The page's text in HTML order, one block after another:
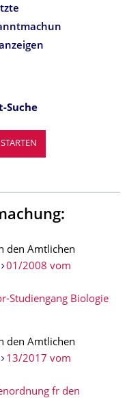
Suche
den Amtlichen
01/2008 vom
Studiengang Biologie
den Amtlichen
13/2017 vom
fr den